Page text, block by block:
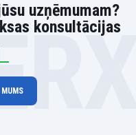
uzņēmumam?
konsultācijas